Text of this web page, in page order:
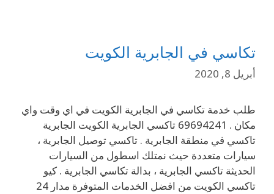
تكاسي في الجابرية الكويت
أبريل 8, 2020
طلب خدمة تكاسي في الجابرية الكويت في اي وقت واي
مكان . 69694241 تاكسي الجابرية الكويت الجابرية
تاكسي في منطقة الجابرية . تاكسي توصيل الجابرية ،
سيارات متعددة حيث نمتلك اسطول من السيارات
الحديثة تاكسي الجابرية ، بدالة تكاسي الجابرية . كيو
تاكسي الكويت من افضل الخدمات المتوفرة مدار 24